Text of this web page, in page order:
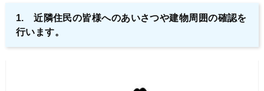
1. 近隣住民の皆様へのあいさつや建物周囲の確認を
行います。